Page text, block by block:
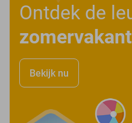
Ontdek de
Bekijk nu